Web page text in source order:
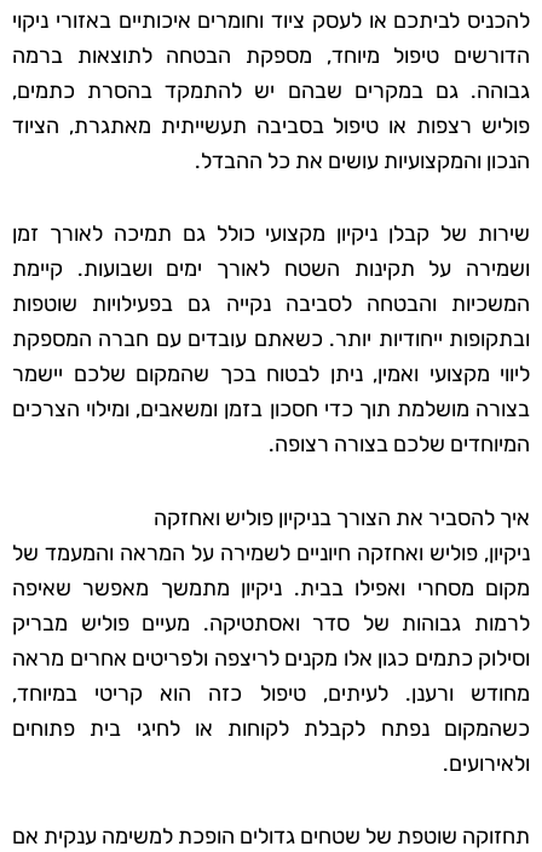
להכניס לביתכם או לעסק ציוד וחומרים איכותיים באזורי ניקוי
הדורשים טיפול מיוחד, מספקת הבטחה לתוצאות ברמה
גבוהה. גם במקרים שבהם יש להתמקד בהסרת כתמים,
פוליש רצפות או טיפול בסביבה תעשייתית מאתגרת, הציוד
הנכון והמקצועיות עושים את כל ההבדל.
שירות של קבלן ניקיון מקצועי כולל גם תמיכה לאורך זמן
ושמירה על תקינות השטח לאורך ימים ושבועות. קיימת
המשכיות והבטחה לסביבה נקייה גם בפעילויות שוטפות
ובתקופות ייחודיות יותר. כשאתם עובדים עם חברה המספקת
ליווי מקצועי ואמין, ניתן לבטוח בכך שהמקום שלכם יישמר
בצורה מושלמת תוך כדי חסכון בזמן ומשאבים, ומילוי הצרכים
המיוחדים שלכם בצורה רצופה.
איך להסביר את הצורך בניקיון פוליש ואחזקה
ניקיון, פוליש ואחזקה חיוניים לשמירה על המראה והמעמד של
מקום מסחרי ואפילו בבית. ניקיון מתמשך מאפשר שאיפה
לרמות גבוהות של סדר ואסתטיקה. מעיים פוליש מבריק
וסילוק כתמים כגון אלו מקנים לריצפה ולפריטים אחרים מראה
מחודש ורענן. לעיתים, טיפול כזה הוא קריטי במיוחד,
כשהמקום נפתח לקבלת לקוחות או לחיגי בית פתוחים
ולאירועים.
תחזוקה שוטפת של שטחים גדולים הופכת למשימה ענקית אם